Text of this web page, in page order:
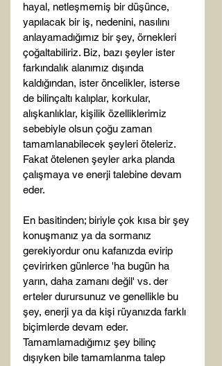
hayal, netleşmemiş bir düşünce,
yapılacak bir iş, nedenini, nasılını
anlayamadığımız bir şey, örnekleri
çoğaltabiliriz. Biz, bazı şeyler ister
farkındalık alanımız dışında
kaldığından, ister öncelikler, isterse
de bilinçaltı kalıplar, korkular,
alışkanlıklar, kişilik özelliklerimiz
sebebiyle olsun çoğu zaman
tamamlanabilecek şeyleri öteleriz.
Fakat ötelenen şeyler arka planda
çalışmaya ve enerji talebine devam
eder.
En basitinden; biriyle çok kısa bir şey
konuşmanız ya da sormanız
gerekiyordur onu kafanızda evirip
çevirirken günlerce 'ha bugün ha
yarın, daha zamanı değil' vs. der
erteler durursunuz ve genellikle bu
şey, enerji ya da kişi rüyanızda farklı
biçimlerde devam eder.
Tamamlamadığımız şey bilinç
dışıyken bile tamamlanma talep